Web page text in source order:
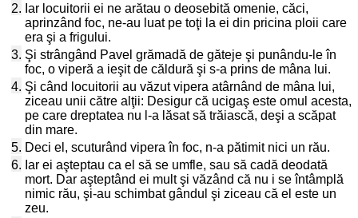
2. Iar locuitorii ei ne arătau o deosebită omenie, căci,
aprinzând foc, ne-au luat pe toţi la ei din pricina ploii care
era şi a frigului.
3. Şi strângând Pavel grămadă de găteje şi punându-le în
foc, o viperă a ieşit de căldură şi s-a prins de mâna lui.
4. Şi când locuitorii au văzut vipera atârnând de mâna lui,
ziceau unii către alţii: Desigur că ucigaş este omul acesta,
pe care dreptatea nu l-a lăsat să trăiască, deşi a scăpat
din mare.
5. Deci el, scuturând vipera în foc, n-a pătimit nici un rău.
6. Iar ei aşteptau ca el să se umfle, sau să cadă deodată
mort. Dar aşteptând ei mult şi văzând că nu i se întâmplă
nimic rău, şi-au schimbat gândul şi ziceau că el este un
zeu.